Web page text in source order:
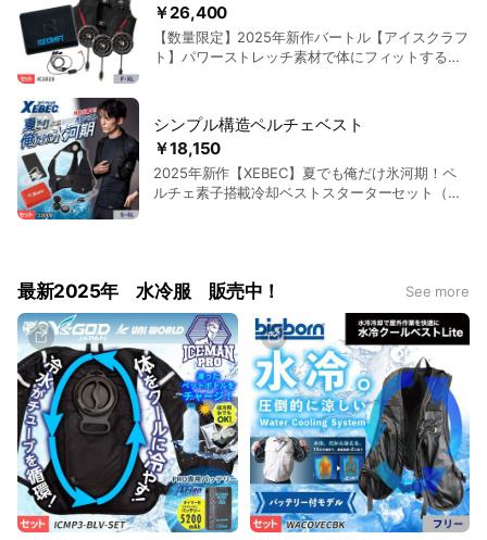
￥26,400
【数量限定】2025年新作バートル【アイスクラフ
ト】パワーストレッチ素材で体にフィットするペ
￥18,150
シンプル構造ペルチェベスト
2025年新作【XEBEC】夏でも俺だけ氷河期！ペ
ルチェ素子搭載冷却ベストスターターセット（ペ
最新2025年 水冷服 販売中！ See more